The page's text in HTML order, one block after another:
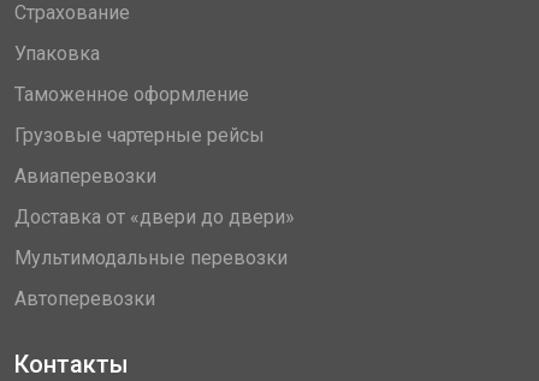
Страхование
Упаковка
Таможенное оформление
Грузовые чартерные рейсы
Авиаперевозки
Доставка от «двери до двери»
Мультимодальные перевозки
Автоперевозки
Контакты